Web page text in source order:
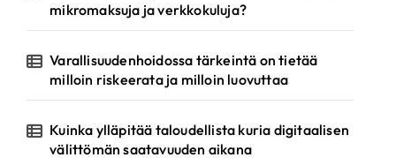
mikromaksuja ja verkkokuluja?
Varallisuudenhoidossa tärkeintä on tietää
milloin riskeerata ja milloin luovuttaa
Kuinka ylläpitää taloudellista kuria digitaalisen
välittömän saatavuuden aikana